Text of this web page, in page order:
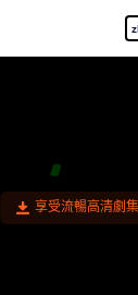
享受流暢高清劇集